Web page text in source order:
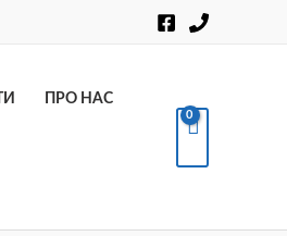
ПРО НАС